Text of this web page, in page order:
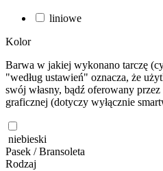
liniowe
Kolor
Barwa w jakiej wykonano tarczę
"według ustawień" oznacza, że
swój własny, bądź oferowany
graficznej (dotyczy wyłącznie
niebieski
Pasek / Bransoleta
Rodzaj